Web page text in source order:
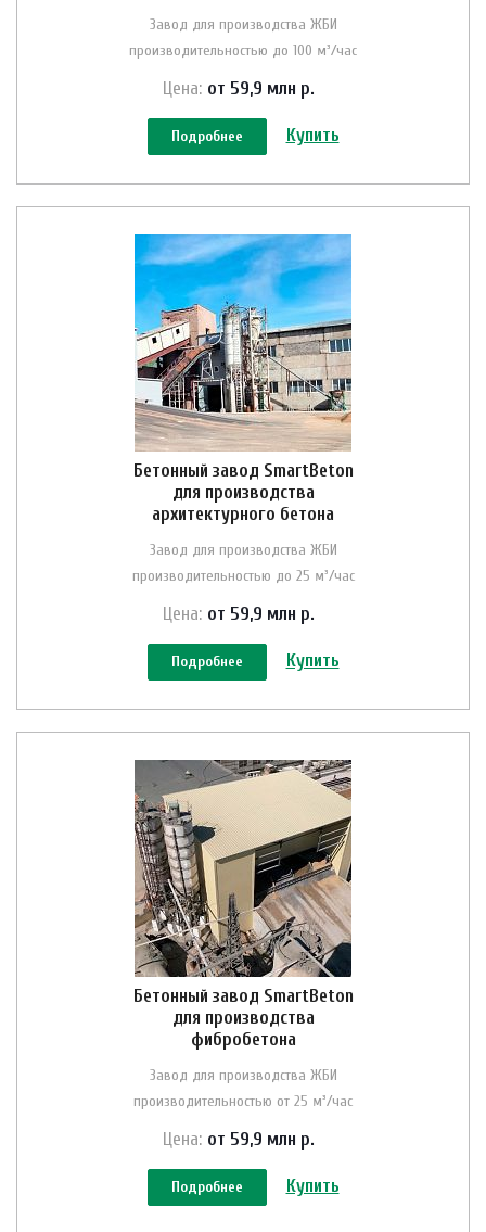
Завод для производства ЖБИ
производительностью до 100 м³/час
Цена: от 59,9 млн р.
Подробнее Купить
Бетонный завод SmartBeton
для производства
архитектурного бетона
Завод для производства ЖБИ
производительностью до 25 м³/час
Цена: от 59,9 млн р.
Подробнее Купить
Бетонный завод SmartBeton
для производства
фибробетона
Завод для производства ЖБИ
производительностью от 25 м³/час
Цена: от 59,9 млн р.
Подробнее Купить